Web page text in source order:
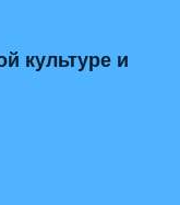
культуре и